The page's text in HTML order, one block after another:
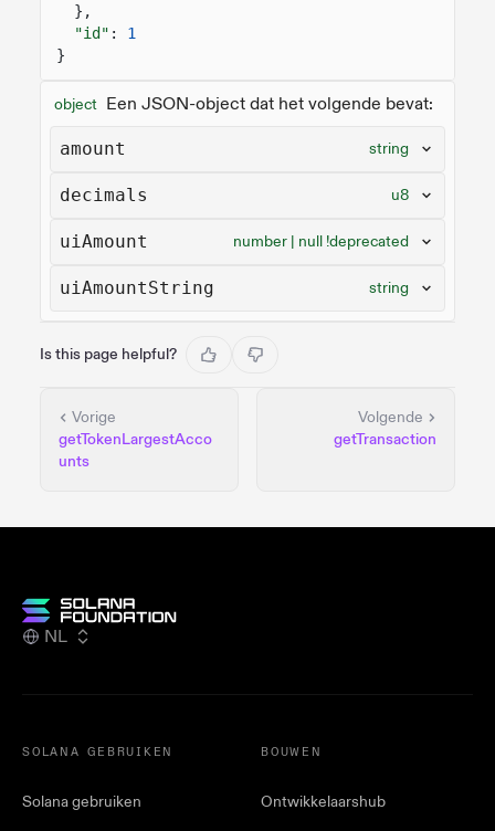
},
"id" :
1
}
object Een JSON-object dat het volgende bevat:
amount string
decimals u8
uiAmount number | null !deprecated
uiAmountString string
Is this page helpful?
Vorige
getTokenLargestAcco
unts
Volgende
getTransaction
NL
SOLANA GEBRUIKEN
Solana gebruiken
BOUWEN
Ontwikkelaarshub